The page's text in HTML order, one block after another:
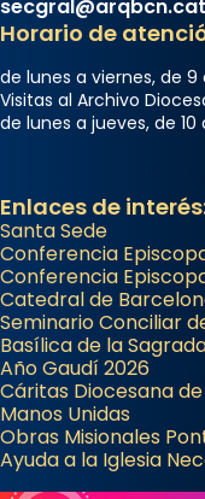
secgral@arqbcn.cat
Horario de
de lunes a viernes, de 9
Visitas al Archivo
de lunes a jueves, de 10
Enlaces de
Santa Sede
Conferencia
Conferencia
Catedral de
Seminario Conciliar
Basílica de la
Año Gaudí 2026
Cáritas Diocesana
Manos Unidas
Obras Misionales
Ayuda a la Iglesia